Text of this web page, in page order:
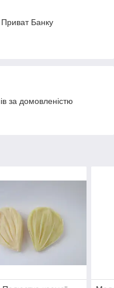
Приват Банку
за домовленістю